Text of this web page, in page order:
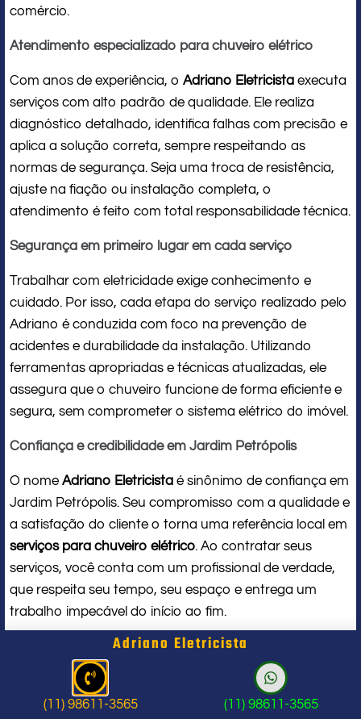
comércio.
Atendimento especializado para chuveiro elétrico
Com anos de experiência, o Adriano Eletricista executa
serviços com alto padrão de qualidade. Ele realiza
diagnóstico detalhado, identifica falhas com precisão e
aplica a solução correta, sempre respeitando as
normas de segurança. Seja uma troca de resistência,
ajuste na fiação ou instalação completa, o
atendimento é feito com total responsabilidade técnica.
Segurança em primeiro lugar em cada serviço
Trabalhar com eletricidade exige conhecimento e
cuidado. Por isso, cada etapa do serviço realizado pelo
Adriano é conduzida com foco na prevenção de
acidentes e durabilidade da instalação. Utilizando
ferramentas apropriadas e técnicas atualizadas, ele
assegura que o chuveiro funcione de forma eficiente e
segura, sem comprometer o sistema elétrico do imóvel.
Confiança e credibilidade em Jardim Petrópolis
O nome Adriano Eletricista é sinônimo de confiança em
Jardim Petrópolis. Seu compromisso com a qualidade e
a satisfação do cliente o torna uma referência local em
serviços para chuveiro elétrico. Ao contratar seus
serviços, você conta com um profissional de verdade,
que respeita seu tempo, seu espaço e entrega um
trabalho impecável do início ao fim.
Problema com chuveiro: sinais que
indicam a hora de chamar um
profissional
Adriano Eletricista
(11) 98611-3565 (11) 98611-3565